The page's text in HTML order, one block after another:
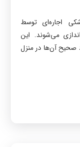
اجاره‌ای توسط
می‌شوند. این
صحیح آن‌ها در منزل